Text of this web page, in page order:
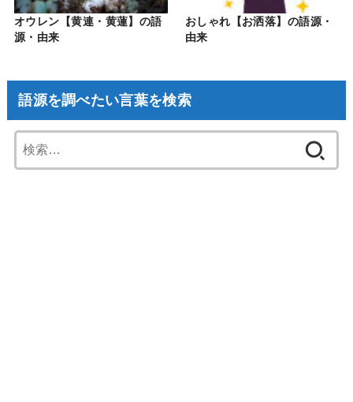
オウレン【黄連・黄蓮】の語
源・由来
おしゃれ【お洒落】の語源・
由来
語源を調べたい言葉を検索
索: